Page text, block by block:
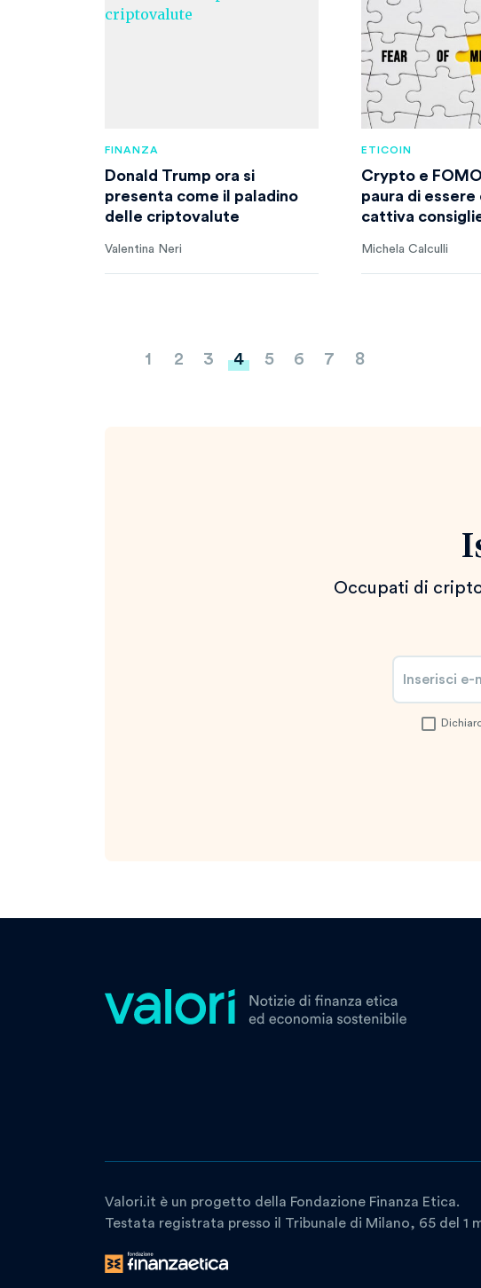
FINANZA
Donald Trump ora si
presenta come il paladino
delle criptovalute
Valentina Neri
ETICOIN
Crypto e
paura di essere
cattiva
Michela Calculli
Paginazione
1 2 3 4 5 6 7 8
Occupati di
Valori.it è un progetto della Fondazione Finanza Etica.
Testata registrata presso il Tribunale di Milano, 65 del 1